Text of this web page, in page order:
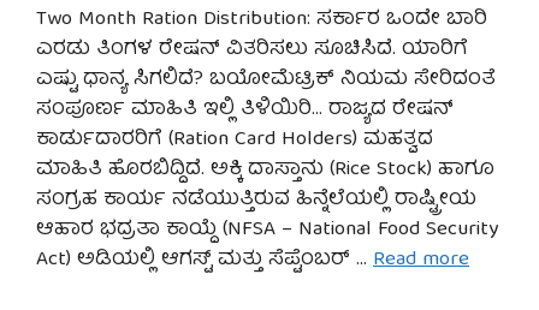
Two Month Ration Distribution: ಸರ್ಕಾರ ಒಂದೇ ಬಾರಿ
ಎರಡು ತಿಂಗಳ ರೇಷನ್ ವಿತರಿಸಲು ಸೂಚಿಸಿದೆ. ಯಾರಿಗೆ
ಎಷ್ಟು ಧಾನ್ಯ ಸಿಗಲಿದೆ? ಬಯೋಮೆಟ್ರಿಕ್ ನಿಯಮ ಸೇರಿದಂತೆ
ಸಂಪೂರ್ಣ ಮಾಹಿತಿ ಇಲ್ಲಿ ತಿಳಿಯಿರಿ… ರಾಜ್ಯದ ರೇಷನ್
ಕಾರ್ಡುದಾರರಿಗೆ (Ration Card Holders) ಮಹತ್ವದ
ಮಾಹಿತಿ ಹೊರಬಿದ್ದಿದೆ. ಅಕ್ಕಿ ದಾಸ್ತಾನು (Rice Stock) ಹಾಗೂ
ಸಂಗ್ರಹ ಕಾರ್ಯ ನಡೆಯುತ್ತಿರುವ ಹಿನ್ನೆಲೆಯಲ್ಲಿ ರಾಷ್ಟ್ರೀಯ
ಆಹಾರ ಭದ್ರತಾ ಕಾಯ್ದೆ (NFSA – National Food Security
Act) ಅಡಿಯಲ್ಲಿ ಆಗಸ್ಟ್ ಮತ್ತು ಸೆಪ್ಟೆಂಬರ್ … Read more